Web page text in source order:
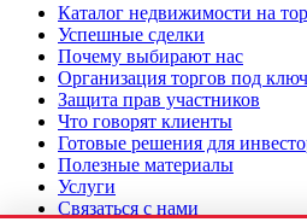
Каталог недвижимости на
Успешные сделки
Почему выбирают нас
Организация торгов под ключ
Защита прав участников
Что говорят клиенты
Готовые решения для
Полезные материалы
Услуги
Связаться с нами